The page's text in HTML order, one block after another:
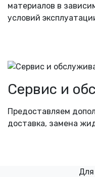
материалов в
условий
Сервис и
Предоставляем
доставка, замена